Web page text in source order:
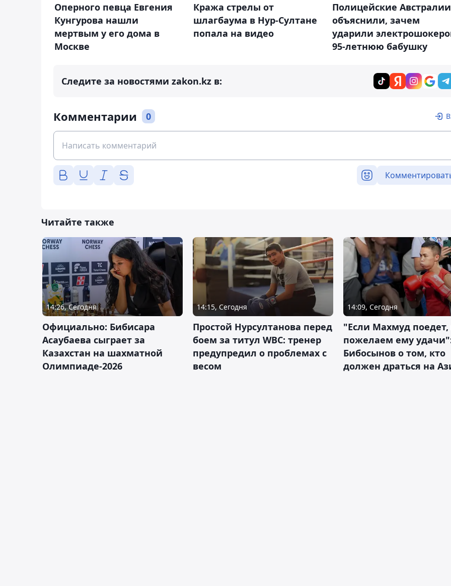
Оперного певца Евгения
Кунгурова нашли
мертвым у его дома в
Москве
Кража стрелы от
шлагбаума в Нур-Султане
попала на видео
Полицейские Австралии
объяснили, зачем
ударили
95-летнюю бабушку
Следите за новостями zakon.kz в:
Комментарии 0
Читайте также
14:26, Сегодня
Официально: Бибисара
Асаубаева сыграет за
Казахстан на шахматной
Олимпиаде-2026
14:15, Сегодня
Простой Нурсултанова перед
боем за титул WBC: тренер
предупредил о проблемах с
весом
14:09, Сегодня
"Если Махмуд
пожелаем ему
Бибосынов о том, кто
должен драться на